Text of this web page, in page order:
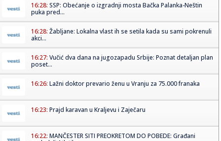
16:28: SSP: Obećanje o izgradnji mosta Bačka Palanka-Neštin
puka pred...
16:28: Žabljane: Lokalna vlast ih se setila kada su sami pokrenuli
akci...
16:27: Vučić dva dana na jugozapadu Srbije: Poznat detaljan plan
poset...
16:26: Lažni doktor prevario ženu u Vranju za 75.000 franaka
16:23: Prajd karavan u Kraljevu i Zaječaru
16:22: MANČESTER SITI PREOKRETOM DO POBEDE: Građani